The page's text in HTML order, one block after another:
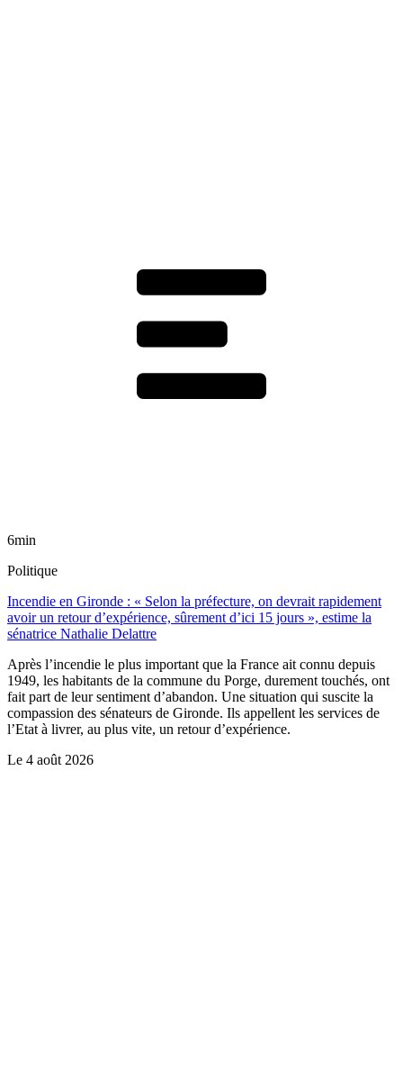
6min
Politique
Incendie en Gironde : « Selon la préfecture, on devrait rapidement
avoir un retour d’expérience, sûrement d’ici 15 jours », estime la
sénatrice Nathalie Delattre
Après l’incendie le plus important que la France ait connu depuis
1949, les habitants de la commune du Porge, durement touchés, ont
fait part de leur sentiment d’abandon. Une situation qui suscite la
compassion des sénateurs de Gironde. Ils appellent les services de
l’Etat à livrer, au plus vite, un retour d’expérience.
Le 4 août 2026